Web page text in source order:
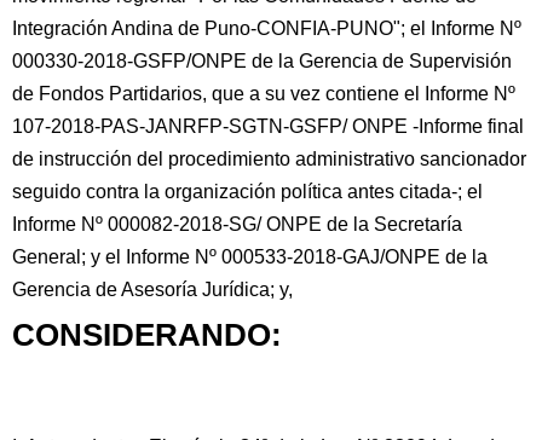
Integración Andina de Puno-CONFIA-PUNO"; el Informe Nº
000330-2018-GSFP/ONPE de la Gerencia de Supervisión
de Fondos Partidarios, que a su vez contiene el Informe Nº
107-2018-PAS-JANRFP-SGTN-GSFP/ ONPE -Informe final
de instrucción del procedimiento administrativo sancionador
seguido contra la organización política antes citada-; el
Informe Nº 000082-2018-SG/ ONPE de la Secretaría
General; y el Informe Nº 000533-2018-GAJ/ONPE de la
Gerencia de Asesoría Jurídica; y,
CONSIDERANDO: